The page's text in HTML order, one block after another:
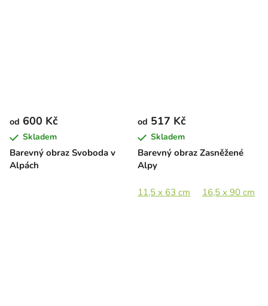
Barevný obraz Svoboda v
Alpách
od 600 Kč
Skladem
Barevný obraz Zasněžené
Alpy
od 517 Kč
Skladem
11,5 x 63 cm 16,5 x 90 cm